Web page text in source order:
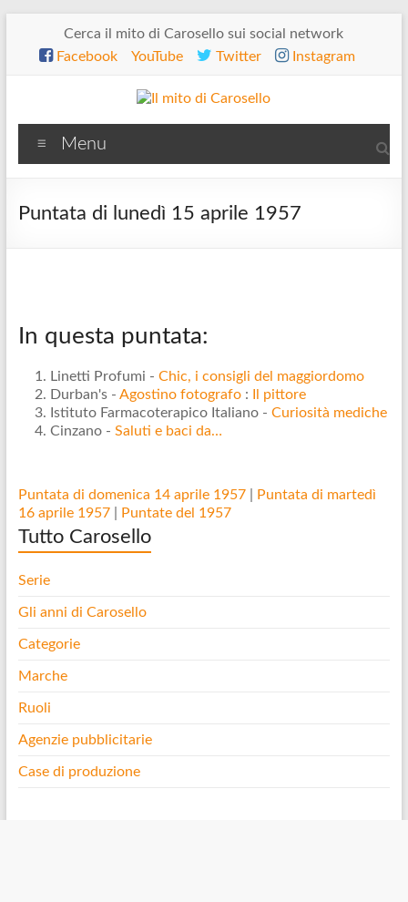
contenuto
Cerca il mito di Carosello sui social network
Facebook
YouTube Twitter Instagram
Il
mito
di
Menu
Puntata di lunedì 15 aprile 1957
In questa puntata:
Linetti Profumi - Chic, i consigli del maggiordomo
Durban's - Agostino fotografo:
Il pittore
Istituto Farmacoterapico Italiano - Curiosità mediche
Cinzano - Saluti e baci da…
Puntata di domenica 14 aprile 1957|
Puntata di martedì
16 aprile 1957| Puntate del 1957
Tutto Carosello
Serie
Gli anni di Carosello
Categorie
Marche
Ruoli
Agenzie pubblicitarie
Case di produzione